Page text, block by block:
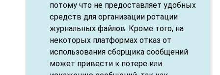
потому что не предоставляет удобных
средств для организации ротации
журнальных файлов. Кроме того, на
некоторых платформах отказ от
использования сборщика сообщений
может привести к потере или